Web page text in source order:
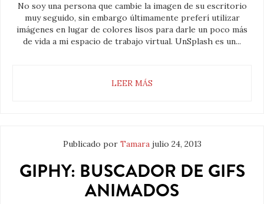
No soy una persona que cambie la imagen de su escritorio
muy seguido, sin embargo últimamente preferí utilizar
imágenes en lugar de colores lisos para darle un poco más
de vida a mi espacio de trabajo virtual. UnSplash es un...
LEER MÁS
Publicado por Tamara julio 24, 2013
GIPHY: BUSCADOR DE GIFS
ANIMADOS